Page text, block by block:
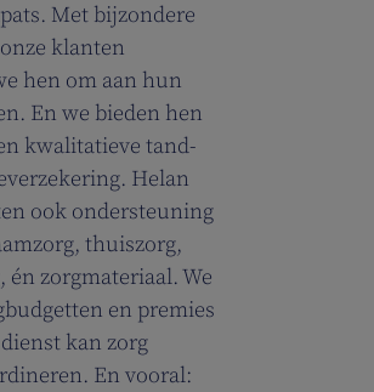
Met bijzondere
klanten
hen om aan hun
En we bieden hen
kwalitatieve tand-
Helan
ook ondersteuning
thuiszorg,
zorgmateriaal. We
en premies
kan zorg
En vooral: